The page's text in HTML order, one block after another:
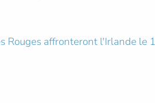
Rouges affronteront l'Irlande le